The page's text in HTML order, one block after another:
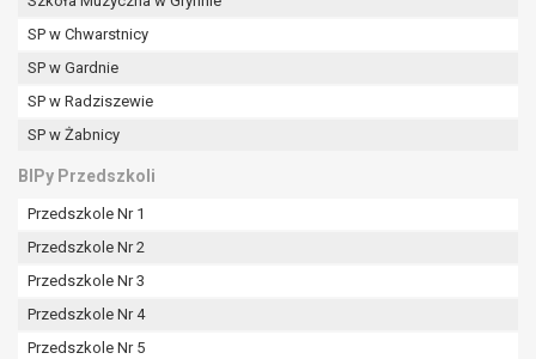
SP w Chwarstnicy
SP w Gardnie
SP w Radziszewie
SP w Żabnicy
BIPy Przedszkoli
Przedszkole Nr 1
Przedszkole Nr 2
Przedszkole Nr 3
Przedszkole Nr 4
Przedszkole Nr 5